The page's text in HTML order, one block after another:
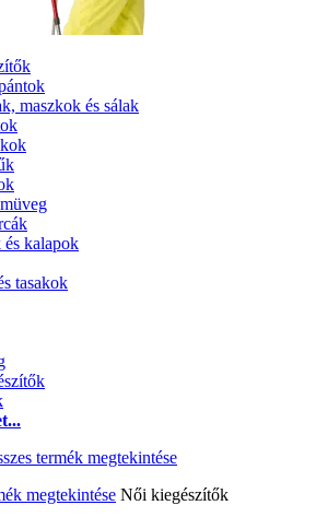
maszkok és sálak
kalapok
tasakok
megtekintése Női kiegészítők